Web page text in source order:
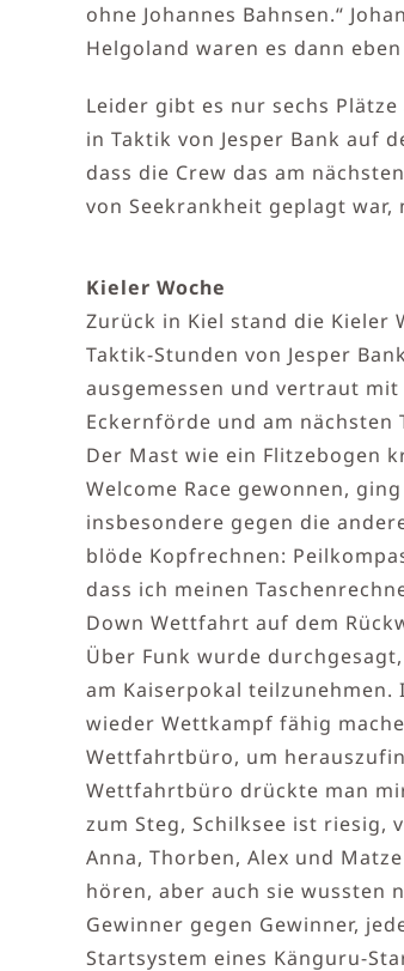
ohne Johannes Bahnsen.“
Helgoland waren es dann
Leider gibt es nur sechs
in Taktik von Jesper Bank auf
dass die Crew das am
von Seekrankheit geplagt war,
Kieler Woche
Zurück in Kiel stand die Kieler
Taktik-Stunden von Jesper
ausgemessen und vertraut
Eckernförde und am nächsten
Der Mast wie ein Flitzebogen
Welcome Race gewonnen,
insbesondere gegen die
blöde Kopfrechnen:
dass ich meinen
Down Wettfahrt auf dem
Über Funk wurde
am Kaiserpokal teilzunehmen.
wieder Wettkampf fähig
Wettfahrtbüro, um
Wettfahrtbüro drückte man
zum Steg, Schilksee ist riesig,
Anna, Thorben, Alex und
hören, aber auch sie wussten
Gewinner gegen Gewinner,
Startsystem eines Känguru-